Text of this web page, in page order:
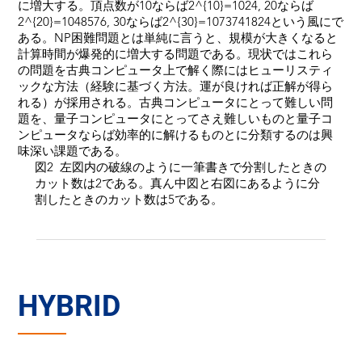
に増大する。頂点数が10ならば2^{10}=1024, 20ならば
2^{20}=1048576, 30ならば2^{30}=1073741824という風にで
ある。NP困難問題とは単純に言うと、規模が大きくなると
計算時間が爆発的に増大する問題である。現状ではこれら
の問題を古典コンピュータ上で解く際にはヒューリスティ
ックな方法（経験に基づく方法。運が良ければ正解が得ら
れる）が採用される。古典コンピュータにとって難しい問
題を、量子コンピュータにとってさえ難しいものと量子コ
ンピュータならば効率的に解けるものとに分類するのは興
味深い課題である。
図2 左図内の破線のように一筆書きで分割したときの
カット数は2である。真ん中図と右図にあるように分
割したときのカット数は5である。
HYBRID